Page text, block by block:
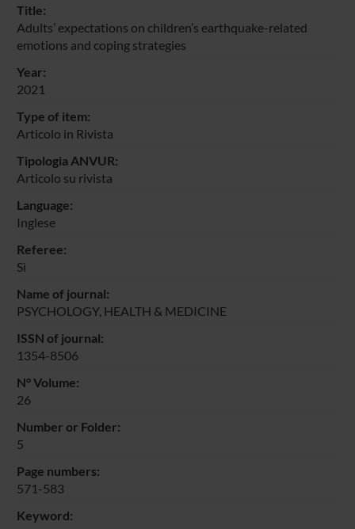
Title:
Adults’ expectations on children’s earthquake-related
emotions and coping strategies
Year:
2021
Type of item:
Articolo in Rivista
Tipologia ANVUR:
Articolo su rivista
Language:
Inglese
Referee:
Sì
Name of journal:
PSYCHOLOGY, HEALTH & MEDICINE
ISSN of journal:
1354-8506
N° Volume:
26
Number or Folder:
5
Page numbers:
571-583
Keyword: